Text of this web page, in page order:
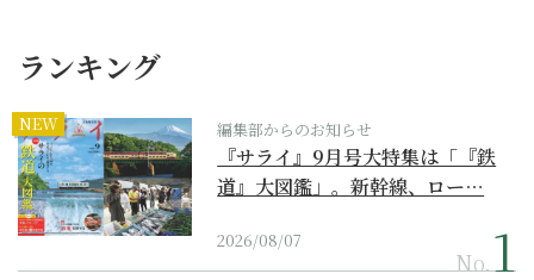
ランキング
NEW 編集部からのお知らせ
『サライ』9月号大特集は「『鉄
道』大図鑑」。新幹線、ロー…
2026/08/07
No.